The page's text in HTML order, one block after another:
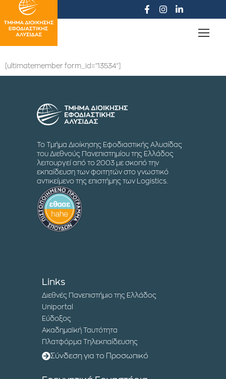
[ultimatemember form_id="13534"]
Το Τμήμα Διοίκησης Εφοδιαστικής Αλυσίδας
του Διεθνούς Πανεπιστημίου της Ελλάδος
λειτουργεί από το 2003 με σκοπό την
εκπαίδευση των φοιτητών στο γνωστικό
αντικείμενο της επιστήμης των Logistics.
Links
Διεθνές Πανεπιστήμιο της Ελλάδος
Uniportal
Εύδοξος
Ακαδημαϊκή Ταυτότητα
Πλατφόρμα Τηλεκπαίδευσης
Σύνδεση για το Προσωπικό